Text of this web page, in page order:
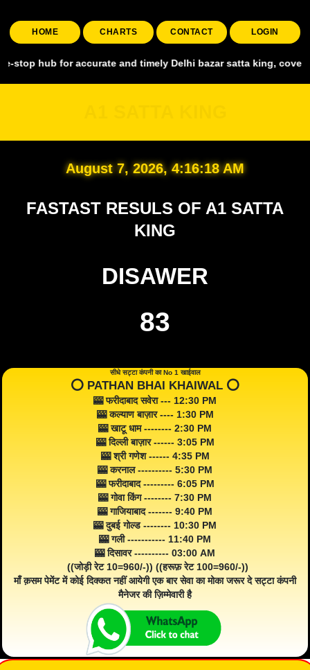
HOME CHARTS CONTACT LOGIN
for accurate and timely Delhi bazar satta king, covering all
August 7, 2026, 4:16:19 AM
FASTAST RESULS OF A1 SATTA
KING
DISAWER
83
सीधे सट्टा कंपनी का No 1 खाईवाल
⭕️ PATHAN BHAI KHAIWAL ⭕️
🎰 फरीदाबाद सवेरा --- 12:30 PM
🎰 कल्याण बाज़ार ---- 1:30 PM
🎰 खाटू धाम -------- 2:30 PM
🎰 दिल्ली बाज़ार ------ 3:05 PM
🎰 श्री गणेश ------ 4:35 PM
🎰 करनाल ---------- 5:30 PM
🎰 फरीदाबाद --------- 6:05 PM
🎰 गोवा किंग -------- 7:30 PM
🎰 गाजियाबाद ------- 9:40 PM
🎰 दुबई गोल्ड -------- 10:30 PM
🎰 गली ----------- 11:40 PM
🎰 दिसावर ---------- 03:00 AM
((जोड़ी रेट 10=960/-)) ((हरूफ़ रेट 100=960/-))
माँ क़सम पेमेंट में कोई दिक्कत नहीं आयेगी एक बार सेवा का मोका जरूर दे सट्टा कंपनी
मैनेजर की ज़िम्मेवारी है